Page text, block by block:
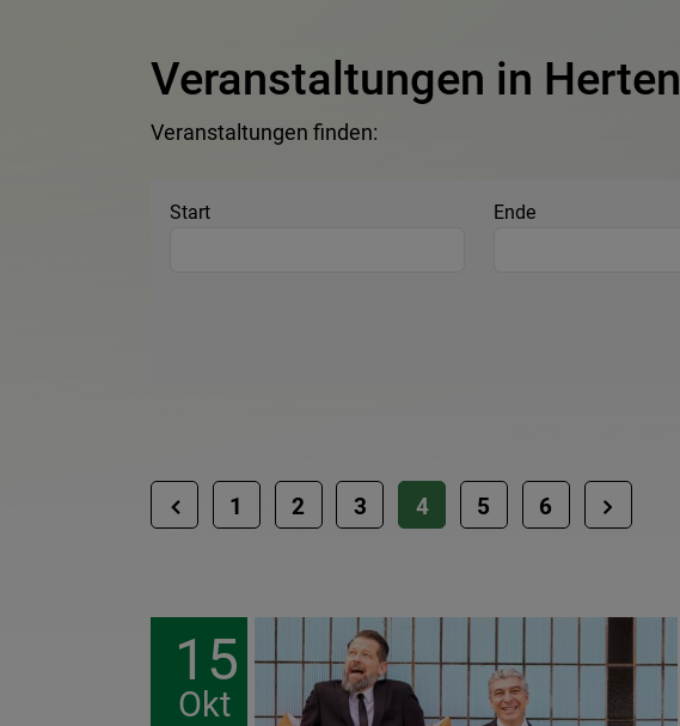
Veranstaltungen in Herten
Veranstaltungen finden:
Start Ende
1 2 3 4 5 6
15
Okt